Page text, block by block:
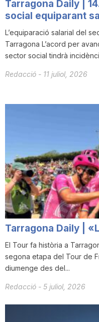
Tarragona Daily |
social equiparant
L’equiparació salarial del
Tarragona L’acord per
sector social tindrà
Redacció - 11 juliol, 2026
Tarragona Daily |
El Tour fa història a
segona etapa del Tour de
diumenge des del...
Redacció - 5 juliol, 2026